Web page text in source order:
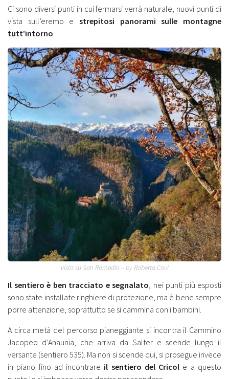
Ci sono diversi punti in cui fermarsi verrà naturale, nuovi punti di
vista sull’eremo e strepitosi panorami sulle montagne
tutt’intorno
vista su San Romedio – by Roberta Covi
Il sentiero è ben tracciato e segnalato , nei punti più esposti
sono state installate ringhiere di protezione, ma è bene sempre
porre attenzione, soprattutto se si cammina con i bambini.
A circa metà del percorso pianeggiante si incontra il Cammino
Jacopeo d’Anaunia, che arriva da Salter e scende lungo il
versante (sentiero 535). Ma non si scende qui, si prosegue invece
in piano fino ad incontrare il sentiero del Cricol e a questo